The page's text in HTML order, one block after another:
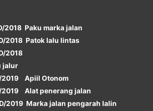
2018 Paku marka jalan
2018 Patok lalu lintas
2018
jalur
2019 Apiil Otonom
Alat penerang jalan
2019 Marka jalan pengarah lalin